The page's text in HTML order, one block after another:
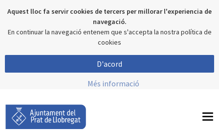
Aquest lloc fa servir cookies de tercers per millorar l'experiencia de
navegació.
En continuar la navegació entenem que s'accepta la nostra política de
cookies
D'acord
Més informació